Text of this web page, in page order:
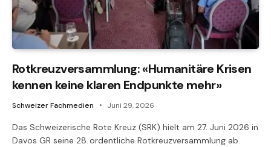
Rotkreuzversammlung: «Humanitäre Krisen
kennen keine klaren Endpunkte mehr»
Schweizer Fachmedien Juni 29, 2026
Das Schweizerische Rote Kreuz (SRK) hielt am 27. Juni 2026 in
Davos GR seine 28. ordentliche Rotkreuzversammlung ab.